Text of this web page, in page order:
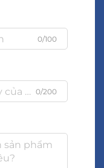
0/100
0/200